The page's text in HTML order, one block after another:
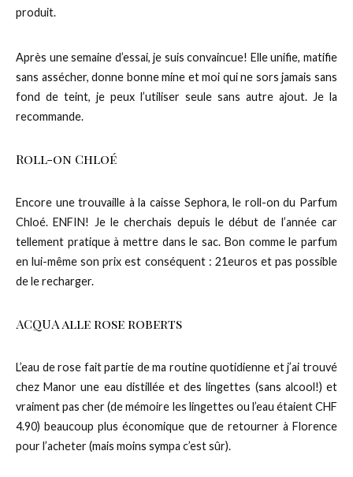
produit.
Après une semaine d’essai, je suis convaincue! Elle unifie, matifie
sans assécher, donne bonne mine et moi qui ne sors jamais sans
fond de teint, je peux l’utiliser seule sans autre ajout. Je la
recommande.
Roll-on Chloé
Encore une trouvaille à la caisse Sephora, le roll-on du Parfum
Chloé. ENFIN! Je le cherchais depuis le début de l’année car
tellement pratique à mettre dans le sac. Bon comme le parfum
en lui-même son prix est conséquent : 21euros et pas possible
de le recharger.
ACQUA alle rose roberts
L’eau de rose fait partie de ma routine quotidienne et j’ai trouvé
chez Manor une eau distillée et des lingettes (sans alcool!) et
vraiment pas cher (de mémoire les lingettes ou l’eau étaient CHF
4.90) beaucoup plus économique que de retourner à Florence
pour l’acheter (mais moins sympa c’est sûr).